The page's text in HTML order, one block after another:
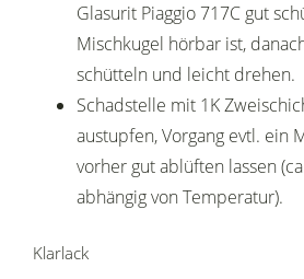
Glasurit Piaggio 717C gut
Mischkugel hörbar ist,
schütteln und leicht drehen.
Schadstelle mit 1K
austupfen, Vorgang evtl. ein
vorher gut ablüften lassen
abhängig von Temperatur).
Klarlack